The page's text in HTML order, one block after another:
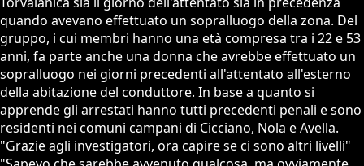
quando avevano effettuato un sopralluogo della zona. Del
gruppo, i cui membri hanno una età compresa tra i 22 e 53
anni, fa parte anche una donna che avrebbe effettuato un
sopralluogo nei giorni precedenti all'attentato all'esterno
della abitazione del conduttore. In base a quanto si
apprende gli arrestati hanno tutti precedenti penali e sono
residenti nei comuni campani di Cicciano, Nola e Avella.
"Grazie agli investigatori, ora capire se ci sono altri livelli"